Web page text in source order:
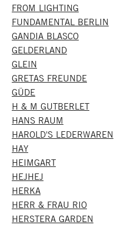
FROM LIGHTING
FUNDAMENTAL BERLIN
GANDIA BLASCO
GELDERLAND
GLEIN
GRETAS FREUNDE
GÜDE
H & M GUTBERLET
HANS RAUM
HAROLD'S LEDERWAREN
HAY
HEIMGART
HEJHEJ
HERKA
HERR & FRAU RIO
HERSTERA GARDEN